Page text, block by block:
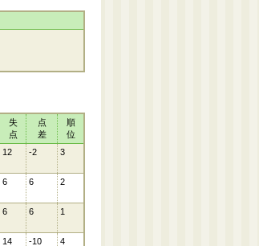
失
点
点
差
順
位
12 -2 3
6 6 2
6 6 1
14 -10 4